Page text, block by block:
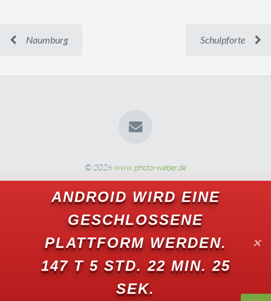
Naumburg Schulpforte
© 2026www.photo-weber.de
ANDROID WIRD EINE
GESCHLOSSENE
PLATTFORM WERDEN.
147 T 5 STD. 22 MIN. 24
SEK.
✕